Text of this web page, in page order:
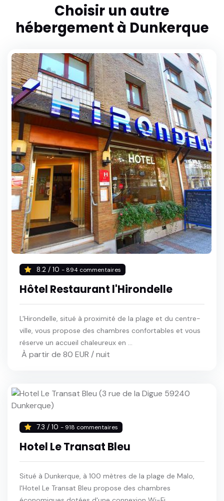
Choisir un autre
hébergement à Dunkerque
8.2 / 10 - 894 commentaires
Hôtel Restaurant l'Hirondelle
L'Hirondelle, situé à proximité de la plage et du centre-
ville, vous propose des chambres confortables et vous
réserve un accueil chaleureux en ...
À partir de 80 EUR / nuit
7.3 / 10 - 918 commentaires
Hotel Le Transat Bleu
Situé à Dunkerque, à 100 mètres de la plage de Malo,
l'Hotel Le Transat Bleu propose des chambres